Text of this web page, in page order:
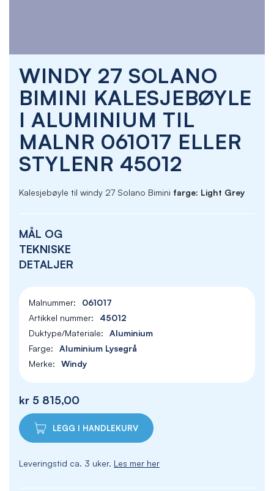
WINDY 27 SOLANO
BIMINI KALESJEBØYLE
I ALUMINIUM TIL
MALNR 061017 ELLER
STYLENR 45012
Kalesjebøyle til windy 27 Solano Bimini farge: Light Grey
MÅL OG
TEKNISKE
DETALJER
061017
45012
Aluminium
Aluminium Lysegrå
Windy
kr 5 815,00
LEGG I HANDLEKURV
Leveringstid ca. 3 uker. Les mer her
beginning
images
gallery